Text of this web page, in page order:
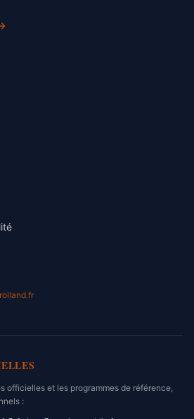
officielles et les programmes de référence,
: